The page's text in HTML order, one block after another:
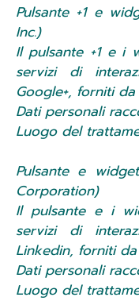
Pulsante +1 e
Inc.)
Il pulsante +1 e i
servizi di
Google+, forniti
Dati personali
Luogo del
Pulsante e
Corporation)
Il pulsante e i
servizi di
Linkedin, forniti
Dati personali
Luogo del